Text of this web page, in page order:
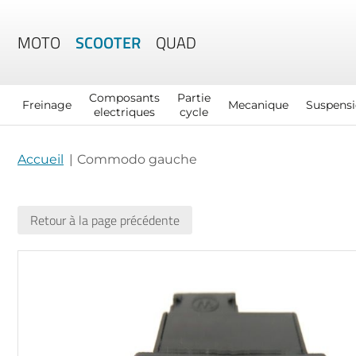
MOTO SCOOTER QUAD
Freinage
Composants
electriques
Partie
cycle
Mecanique
Accueil Commodo gauche
Retour à la page précédente